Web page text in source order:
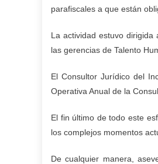
parafiscales a que están
La actividad estuvo
las gerencias de Talento
El Consultor Jurídico del
Operativa Anual de la
El fin último de todo este
los complejos momentos
De cualquier manera,